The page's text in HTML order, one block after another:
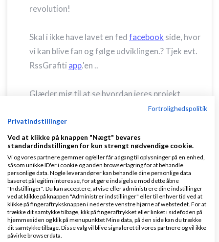
revolution!
Skal i ikke have lavet en fedfacebook side, hvor
vi kan blive fan og følge udviklingen.? Tjek evt.
RssGrafiti app.'en ..
Glæder mig til at se hvordan jeres projekt
Følg mig på twitter :)
PeterSkrevet20-05-2010kl. 09:08
Gennemsnit
Fortrolighedspolitik
Privatindstillinger
Ved at klikke på knappen "Nægt" bevares
standardindstillingen for kun strengt nødvendige cookie.
Vi og vores partnere gemmer og/eller får adgang til oplysninger på en enhed,
såsom unikke ID'er i cookie og anden browserlagring for at behandle
personlige data. Nogle leverandører kan behandle dine personlige data
baseret på legitim interesse, for at gøre indsigelse mod dette åbne
"Indstillinger". Du kan acceptere, afvise eller administrere dine indstillinger
ved at klikke på knappen "Administrer indstillinger" eller til enhver tid ved at
klikke på fingeraftryksknappen i nederste venstre hjørne af webstedet. For at
trække dit samtykke tilbage, klik på fingeraftrykket eller linket i sidefoden på
hjemmesiden og klik på menupunktet Mine data, på den side kan du trække
dit samtykke tilbage. Disse valg vil blive signaleret til vores partnere og vil ikke
påvirke browserdata.